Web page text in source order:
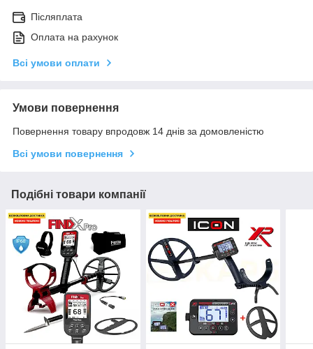
Післяплата
Оплата на рахунок
Всі умови оплати
Умови повернення
Повернення товару впродовж 14 днів за домовленістю
Всі умови повернення
Подібні товари компанії